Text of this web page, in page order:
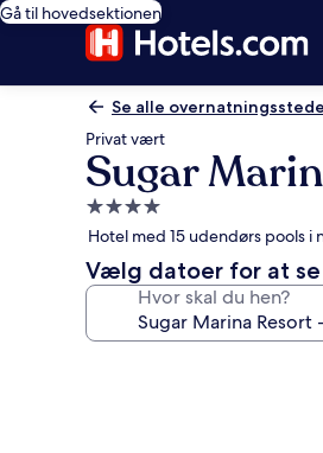
Gå til hovedsektionen
Se alle
Privat vært
Sugar
4.0-
stjernet
overnatningssted
Hotel med 15 udendørs pools
Vælg datoer for at se
Hvor skal du hen?